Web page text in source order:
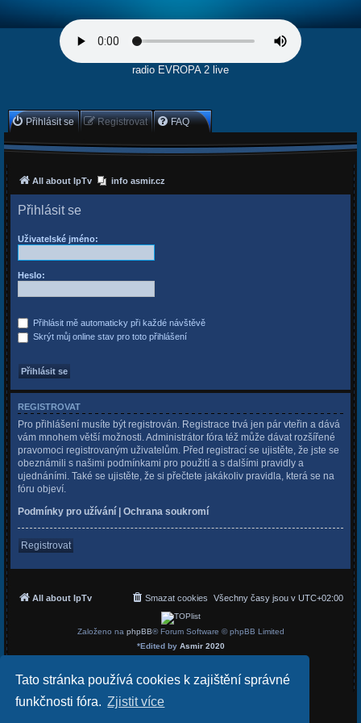
Tato stránka používá cookies k zajištění správné
funkčnosti fóra. Zjistit více
radio EVROPA 2 live
Přihlásit se Registrovat FAQ
All about IpTv info asmir.cz
Přihlásit se
Uživatelské jméno:
Heslo:
Přihlásit mě automaticky při každé návštěvě
Skrýt můj online stav pro toto přihlášení
REGISTROVAT
Pro přihlášení musíte být registrován. Registrace trvá jen pár vteřin a dává
vám mnohem větší možnosti. Administrátor fóra též může dávat rozšířené
pravomoci registrovaným uživatelům. Před registrací se ujistěte, že jste se
obeznámili s našimi podmínkami pro použití a s dalšími pravidly a
ujednáními. Také se ujistěte, že si přečtete jakákoliv pravidla, která se na
fóru objeví.
Podmínky pro užívání
Ochrana soukromí
Registrovat
All about IpTv Všechny časy jsou v UTC+02:00
Smazat cookies
Založeno na phpBB® Forum Software © phpBB Limited
*Edited by Asmir 2020
Soukromí| Podmínky